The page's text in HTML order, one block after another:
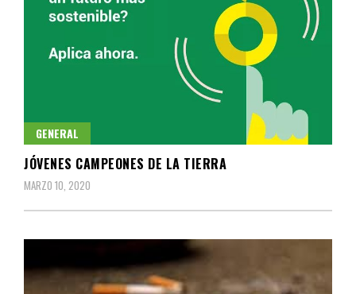
GENERAL
JÓVENES CAMPEONES DE LA TIERRA
MARZO 10, 2020